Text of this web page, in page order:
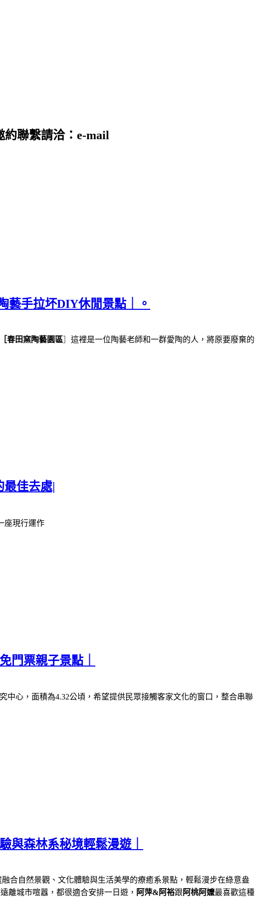
聯繫請洽：e-mail
藝手拉坏DIY休閒景點｜。
［春田窯陶藝園區
這裡是一位陶藝老師和一群愛陶的人，將原要廢棄的
佳去處|
座現行運作
門票親子景點｜
中心， 面積為4.32公頃，希望提供民眾接觸客家文化的窗口，整合串聯
與森林系秘境輕鬆漫遊｜
融合自然景觀、文化體驗與生活美學的療癒系景點，輕鬆漫步在綠意盎
離城市喧囂，都很適合安排一日遊， 阿萍&阿裕跟 阿桃阿嬤最喜歡這種